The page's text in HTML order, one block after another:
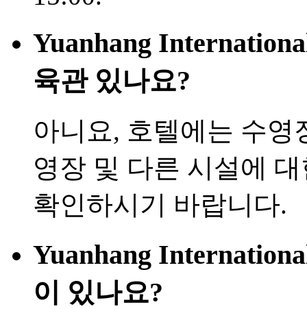
Yuanhang
육관 있나요?
아니요, 호텔에는 수영
영장 및 다른 시설에
확인하시기 바랍니다.
Yuanhang
이 있나요?